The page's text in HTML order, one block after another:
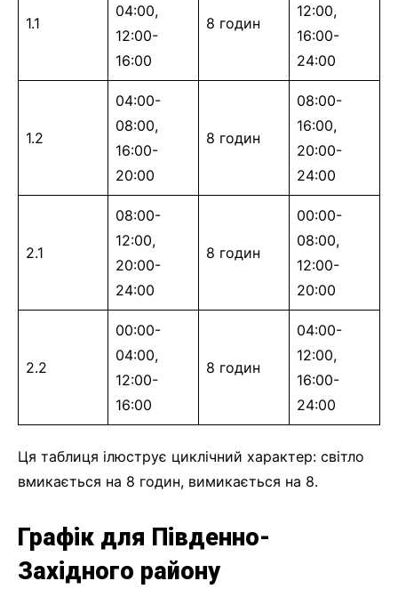
1.1
04:00,
12:00-
16:00
8 годин
12:00,
16:00-
24:00
1.2
04:00-
08:00,
16:00-
20:00
8 годин
08:00-
16:00,
20:00-
24:00
2.1
08:00-
12:00,
20:00-
24:00
8 годин
00:00-
08:00,
12:00-
20:00
2.2
00:00-
04:00,
12:00-
16:00
8 годин
04:00-
12:00,
16:00-
24:00
Ця таблиця ілюструє циклічний характер: світло
вмикається на 8 годин, вимикається на 8.
Графік для Південно-
Західного району